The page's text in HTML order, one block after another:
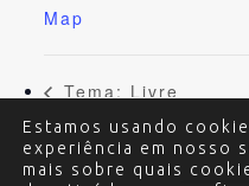
Map
Tema: Livre
Estamos usando
experiência em nosso
mais sobre quais